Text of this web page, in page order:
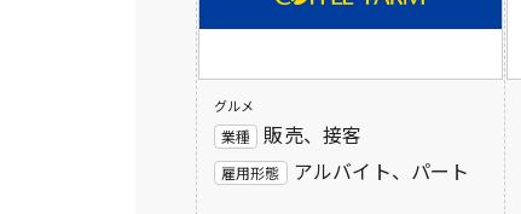
グルメ
業種 販売、接客
雇用形態 アルバイト、パート